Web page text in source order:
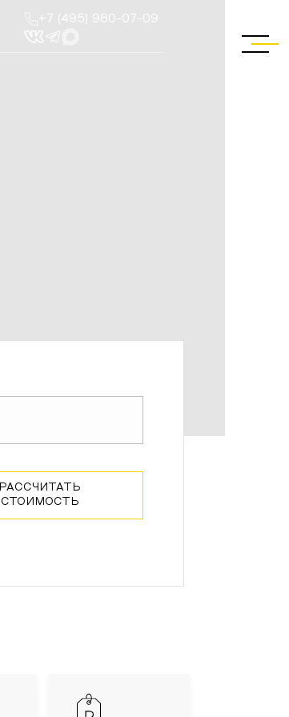
+7 (495) 980-07-09
РАССЧИТАТЬ
СТОИМОСТЬ